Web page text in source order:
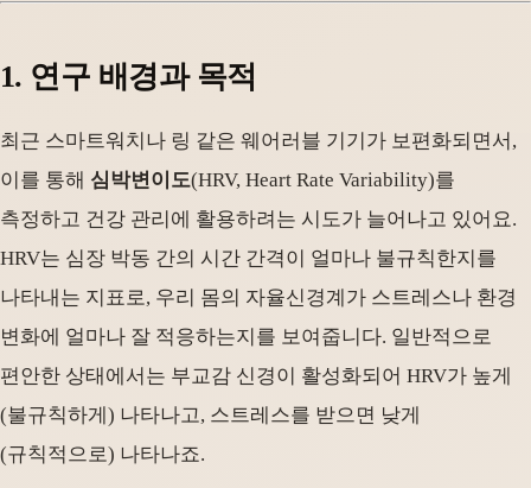
1. 연구 배경과 목적
최근 스마트워치나 링 같은 웨어러블 기기가 보편화되면서,
이를 통해 심박변이도(HRV, Heart Rate Variability)를
측정하고 건강 관리에 활용하려는 시도가 늘어나고 있어요.
HRV는 심장 박동 간의 시간 간격이 얼마나 불규칙한지를
나타내는 지표로, 우리 몸의 자율신경계가 스트레스나 환경
변화에 얼마나 잘 적응하는지를 보여줍니다. 일반적으로
편안한 상태에서는 부교감 신경이 활성화되어 HRV가 높게
(불규칙하게) 나타나고, 스트레스를 받으면 낮게
(규칙적으로) 나타나죠.